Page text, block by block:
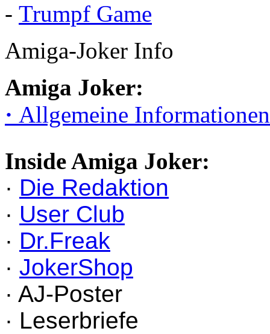
- Trumpf Game
Amiga-Joker Info
Amiga Joker:
· Allgemeine Informationen
Inside Amiga Joker:
· Die Redaktion
· User Club
· Dr.Freak
· JokerShop
· AJ-Poster
· Leserbriefe